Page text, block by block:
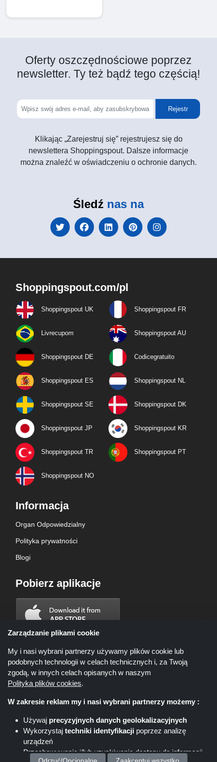
Oferty oszczędnościowe poprzez
newsletter. Ty też bądź tego częścią!
Rejestr
Klikając „Zarejestruj się” rejestrujesz się do
newslettera Shoppingspout. Dalsze informacje
można znaleźć w oświadczeniu o ochronie danych.
Śledź nas na
Shoppingspout.com/pl
Shoppingspout UK Shoppingspout FR
Livrecupom Shoppingspout AU
Shoppingspout DE Codicegratuito
Shoppingspout ES Shoppingspout NL
Shoppingspout SE Shoppingspout DK
Shoppingspout JP Shoppingspout KR
Shoppingspout TR Shoppingspout PT
Shoppingspout NO
Informacja
Organ Odpowiedzialny
Polityka prywatności
Blogi
Pobierz aplikacje
Shoppingspout.com/pl ani jego personel nie są zaangażowani, gdy
dokonujesz zakupu za pośrednictwem tych linków, Shoppingspout.com/pl
zarabia prowizję wyłącznie za pośrednictwem tych linków/ofert.
Zarządzanie plikami cookie
My i nasi wybrani partnerzy używamy plików cookie lub
podobnych technologii w celach technicznych i, za Twoją
zgodą, w innych celach opisanych w naszym
Polityka plików cookies.
W zakresie reklam my i nasi wybrani partnerzy możemy :
Używaj precyzyjnych danych geolokalizacyjnych
Wykorzystaj techniki identyfikacji poprzez analizę
urządzeń
Przechowywanie i/lub uzyskiwanie dostępu do informacji